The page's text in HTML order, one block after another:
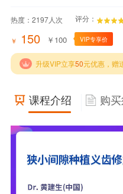
热度： 2197人次 评分：
￥ 150 ￥ 100 VIP专享价
升级VIP立享50元优惠，赠
课程介绍 购